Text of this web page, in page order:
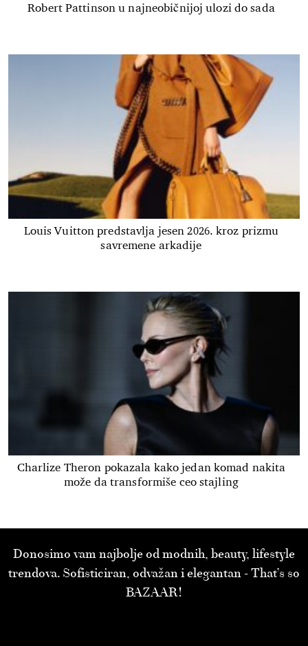
Robert Pattinson u najneobičnijoj ulozi do sada
Louis Vuitton predstavlja jesen 2026. kroz prizmu
savremene arkadije
Charlize Theron pokazala kako jedan komad nakita
može da transformiše ceo stajling
Donosimo vam najbolje od modnih, beauty, lifestyle
trendova. Sofisticiran, odvažan i elegantan - That’s so
BAZAAR!